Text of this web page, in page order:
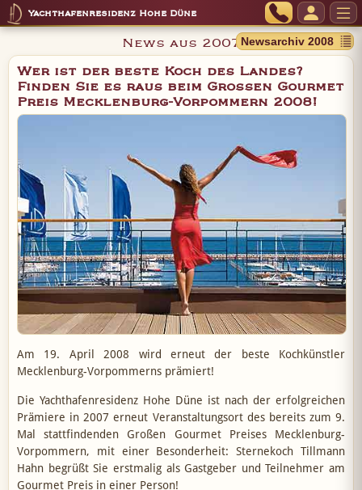
Yachthafenresidenz Hohe Düne
News aus 2007
Wer ist der beste Koch des Landes?
Finden Sie es raus beim Großen Gourmet
Preis Mecklenburg-Vorpommern 2008!
Am 19. April 2008 wird erneut der beste Kochkünstler
Mecklenburg-Vorpommerns prämiert!
Die Yachthafenresidenz Hohe Düne ist nach der erfolgreichen
Prämiere in 2007 erneut Veranstaltungsort des bereits zum 9.
Mal stattfindenden Großen Gourmet Preises Mecklenburg-
Vorpommern, mit einer Besonderheit: Sternekoch Tillmann
Hahn begrüßt Sie erstmalig als Gastgeber und Teilnehmer am
Gourmet Preis in einer Person!